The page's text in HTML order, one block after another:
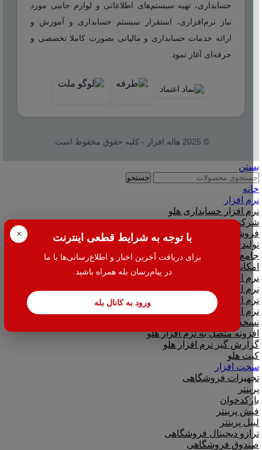
× با توجه به شرایط قطعی اینترنت
برای دریافت آخرین اخبار و اطلاع‌رسانی‌ها با ما
در پیام‌رسان بله همراه باشید.
ورود به کانال بله
حسابداری، تهیه سیستم‌های اطلاعاتی و لوازم جانبی مورد
نیاز نرم‌افزاری، استقرار سیستم حسابداری و آموزش و
ارائه خدمات حسابداری و مالیاتی بصورت کاملا تخصصی و
حرفه‌ای آغاز نمود.
© 2025 هاله افزار - کلیه حقوق محفوظ است.
بستن
جستجو
خانه
نرم افزار
نرم افزار حسابداری هلو
شرکتی
فروشگاهی
تولیدی
جامع و صنعتی
امکانات افزودنی ( کیت های عمومی )
نرم افزار حسابداری اسپاد
نرم افزارهای مشاغل
نرم افزار تحت وب|بدکا
نرم افزار CRM|لینک به هلو
نسخه آموزشی حسابداری هلو
افزونه متصل به نرم افزار هلو
گزارش گیر نرم افزار هلو
کیت هلو
سخت افزار
تجهیزات فروشگاهی
پرینتر
بارکدخوان
فیش پرینتر
لیبل پرینتر
ترازو دیجیتال فروشگاهی
صندوق فروشگاهی